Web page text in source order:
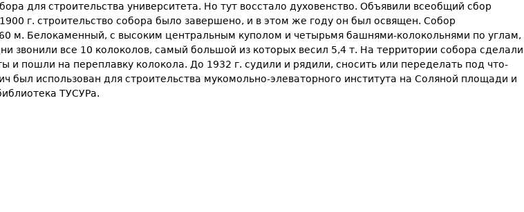
для строительства университета. Но тут восстало духовенство. Объявили всеобщий сбор
г. строительство собора было завершено, и в этом же году он был ос­вящен. Собор
м. Белокаменный, с высоким центральным куполом и четырьмя башнями-колокольнями по углам,
звонили все 10 колоколов, самый большой из которых весил 5,4 т. На территории собора сделали
и пошли на переплавку колокола. До 1932 г. судили и рядили, сносить или переделать под что-
был использован для строительства мукомольно-эле­ваторного института на Соляной площади и
ТУСУРа.